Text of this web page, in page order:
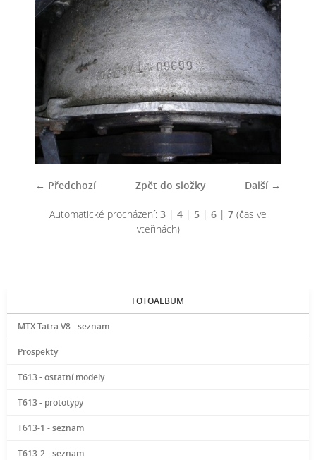
← Předchozí Další →
Zpět do složky
Automatické procházení: 3 | 4 | 5 | 6 | 7 (čas ve
vteřinách)
FOTOALBUM
MTX Tatra V8 - seznam
Prospekty
T613 - ostatní modely
T613 - prototypy
T613-1 - seznam
T613-2 - seznam